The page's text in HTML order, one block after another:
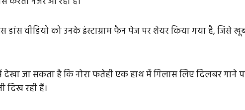
डांस वीडियो को उनके इंस्टाग्राम फैन पेज पर शेयर किया गया है, जिसे
देखा जा सकता है कि नोरा फतेही एक हाथ में गिलास लिए दिलबर गाने
दिख रही हैं।